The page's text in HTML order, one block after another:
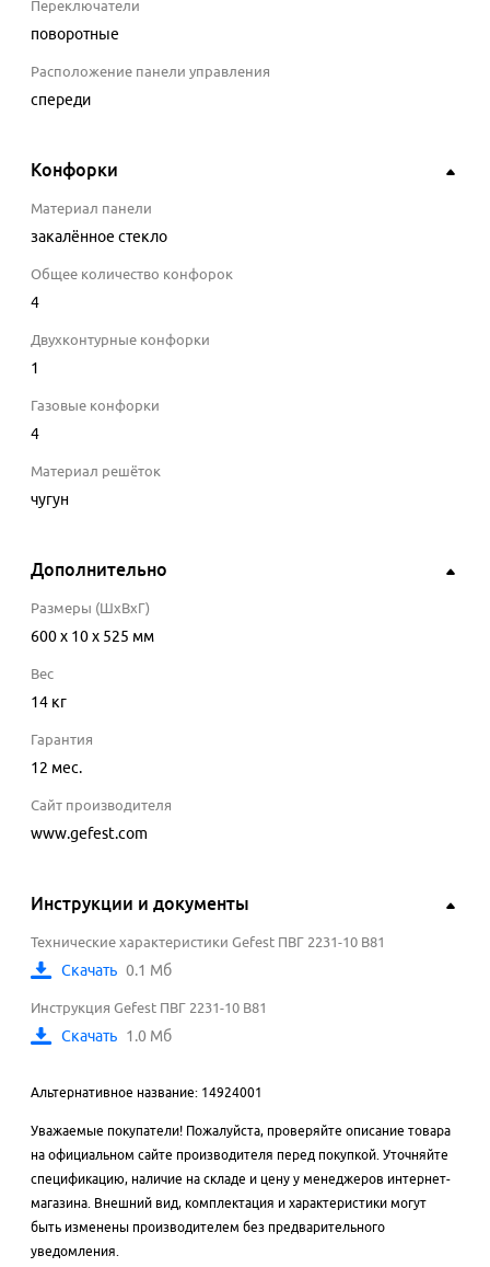
Переключатели
поворотные
Расположение панели управления
спереди
Конфорки
Материал панели
закалённое стекло
Общее количество конфорок
4
Двухконтурные конфорки
1
Газовые конфорки
4
Материал решёток
чугун
Дополнительно
Размеры (ШхВхГ)
600 x 10 x 525 мм
Вес
14 кг
Гарантия
12 мес.
Сайт производителя
www.gefest.com
Инструкции и документы
Технические характеристики Gefest ПВГ 2231-10 В81
Скачать 0.1 Мб
Инструкция Gefest ПВГ 2231-10 В81
Скачать 1.0 Мб
Альтернативное название: 14924001
Уважаемые покупатели! Пожалуйста, проверяйте описание товара
на официальном сайте производителя перед покупкой. Уточняйте
спецификацию, наличие на складе и цену у менеджеров интернет-
магазина. Внешний вид, комплектация и характеристики могут
быть изменены производителем без предварительного
уведомления.